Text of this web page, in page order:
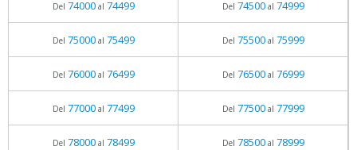
Del 74000al 74499 Del 74500al 74999
Del 75000al 75499 Del 75500al 75999
Del 76000al 76499 Del 76500al 76999
Del 77000al 77499 Del 77500al 77999
Del 78000al 78499 Del 78500al 78999